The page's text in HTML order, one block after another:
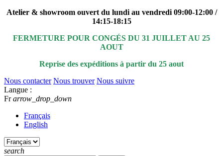
Atelier & showroom ouvert du lundi au vendredi 09:00-12:00 /
14:15-18:15
FERMETURE POUR CONGÉS DU 31 JUILLET AU 25
AOUT
Reprise des expéditions à partir du 25 aout
Nous contacter Nous trouver Nous suivre
Langue :
Fr arrow_drop_down
Français
English
search